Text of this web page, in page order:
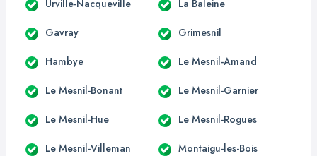
Urville-Nacqueville La Baleine
Gavray Grimesnil
Hambye Le Mesnil-Amand
Le Mesnil-Bonant Le Mesnil-Garnier
Le Mesnil-Hue Le Mesnil-Rogues
Le Mesnil-Villeman Montaigu-les-Bois